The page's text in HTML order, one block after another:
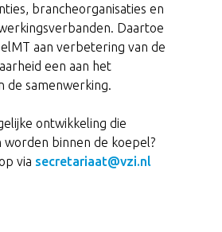
brancheorganisaties en
Daartoe
aan verbetering van de
een aan het
de samenwerking.
ontwikkeling die
worden binnen de koepel?
via secretariaat@vzi.nl